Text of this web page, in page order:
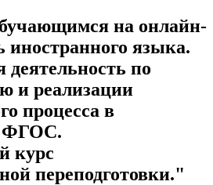
на онлайн-
иностранного языка.
деятельность по
и реализации
процесса в
ФГОС.
курс
переподготовки."